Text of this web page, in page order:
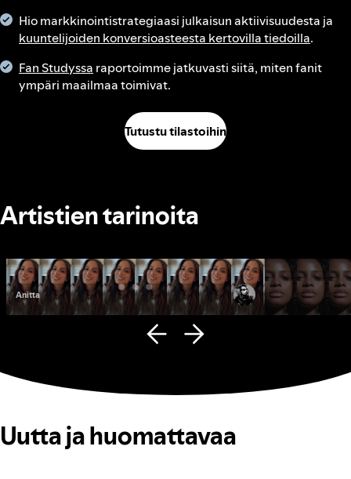
Hio markkinointistrategiaasi julkaisun aktiivisuudesta ja
kuuntelijoiden konversioasteesta kertovilla tiedoilla.
Fan Studyssa raportoimme jatkuvasti siitä, miten fanit
ympäri maailmaa toimivat.
Tutustu tilastoihin
Artistien tarinoita
Anitta Fana Hues
Uutta ja huomattavaa